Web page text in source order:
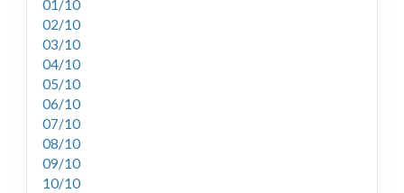
01/10
02/10
03/10
04/10
05/10
06/10
07/10
08/10
09/10
10/10